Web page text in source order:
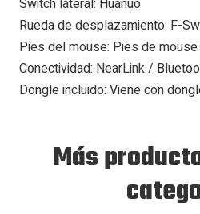
Switch lateral: Huanuo
Rueda de desplazamiento: F-
Pies del mouse: Pies de
Conectividad: NearLink /
Dongle incluido: Viene con
Más